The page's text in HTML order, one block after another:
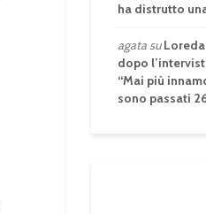
ha distrutto
agatasu
dopo
“Mai più
sono passati